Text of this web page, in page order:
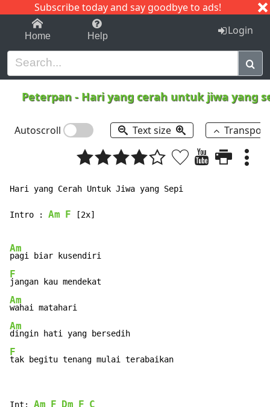
Subscribe today and say goodbye to ads!
1-9 C I J
Home Help Login
Peterpan - Hari yang cerah untuk jiwa yang
Autoscroll Text size
Hari yang Cerah Untuk Jiwa yang Sepi
Intro : Am F [2x]
Am
F
Am
Am
F
tak begitu tenang mulai terabaikan
Int: Am F Dm F C